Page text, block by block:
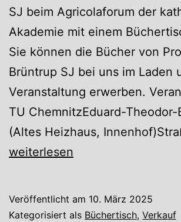
SJ beim Agricolaforum der
Akademie mit einem
Sie können die Bücher von
Brüntrup SJ bei uns im Laden
Veranstaltung erwerben.
TU ChemnitzEduard-
(Altes Heizhaus,
weiterlesen
Veröffentlicht am 10. März 2025
Kategorisiert als Büchertisch, Verkauf